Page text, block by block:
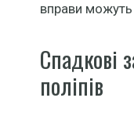
вправи можуть
Спадкові
поліпів